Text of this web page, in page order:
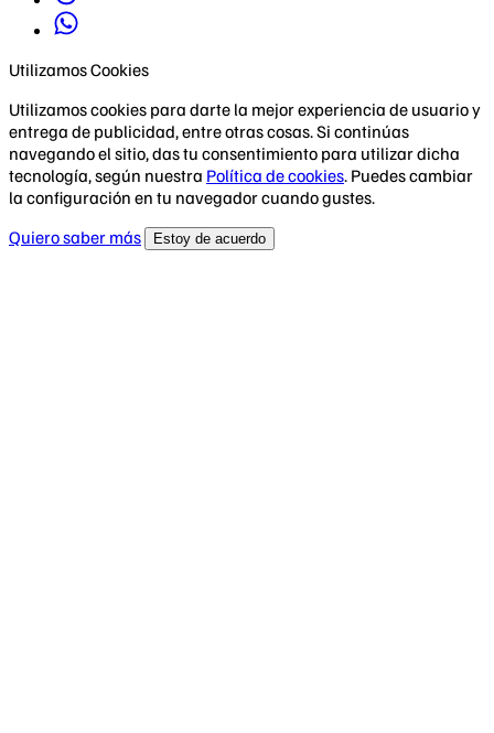
Utilizamos Cookies
Utilizamos cookies para darte la mejor experiencia de usuario y
entrega de publicidad, entre otras cosas. Si continúas
navegando el sitio, das tu consentimiento para utilizar dicha
tecnología, según nuestra Política de cookies. Puedes cambiar
la configuración en tu navegador cuando gustes.
Quiero saber más
Estoy de acuerdo